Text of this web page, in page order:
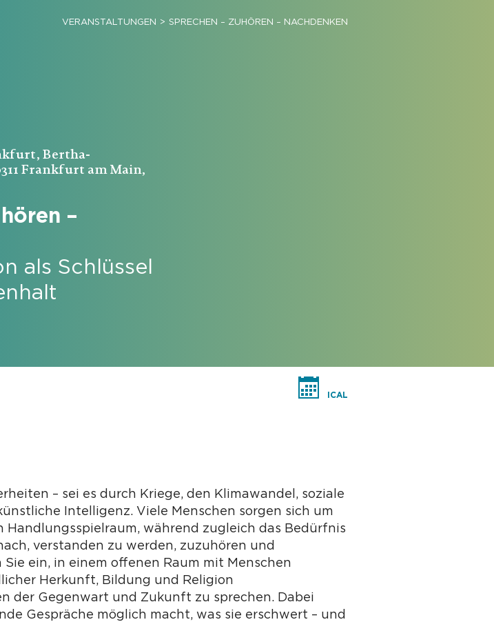
VERANSTALTUNGEN SPRECHEN – ZUHÖREN – NACHDENKEN
Bertha-
Frankfurt am Main,
–
als Schlüssel
ICAL
– sei es durch Kriege, den Klimawandel, soziale
Intelligenz. Viele Menschen sorgen sich um
während zugleich das Bedürfnis
verstanden zu werden, zuzuhören und
ein, in einem offenen Raum mit Menschen
Herkunft, Bildung und Religion
der Gegenwart und Zukunft zu sprechen. Dabei
Gespräche möglich macht, was sie erschwert – und